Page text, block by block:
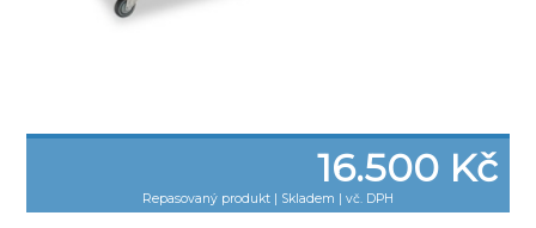
16.500 Kč
Repasovaný produkt Skladem | vč. DPH